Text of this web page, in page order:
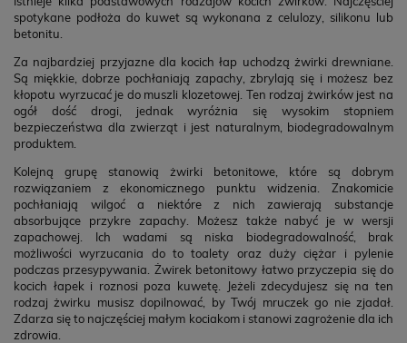
spotykane podłoża do kuwet są wykonana z celulozy, silikonu lub
betonitu.
Za najbardziej przyjazne dla kocich łap uchodzą żwirki drewniane.
Są miękkie, dobrze pochłaniają zapachy, zbrylają się i możesz bez
kłopotu wyrzucać je do muszli klozetowej. Ten rodzaj żwirków jest na
ogół dość drogi, jednak wyróżnia się wysokim stopniem
bezpieczeństwa dla zwierząt i jest naturalnym, biodegradowalnym
produktem.
Kolejną grupę stanowią żwirki betonitowe, które są dobrym
rozwiązaniem z ekonomicznego punktu widzenia. Znakomicie
pochłaniają wilgoć a niektóre z nich zawierają substancje
absorbujące przykre zapachy. Możesz także nabyć je w wersji
zapachowej. Ich wadami są niska biodegradowalność, brak
możliwości wyrzucania do to toalety oraz duży ciężar i pylenie
podczas przesypywania. Żwirek betonitowy łatwo przyczepia się do
kocich łapek i roznosi poza kuwetę. Jeżeli zdecydujesz się na ten
rodzaj żwirku musisz dopilnować, by Twój mruczek go nie zjadał.
Zdarza się to najczęściej małym kociakom i stanowi zagrożenie dla ich
zdrowia.